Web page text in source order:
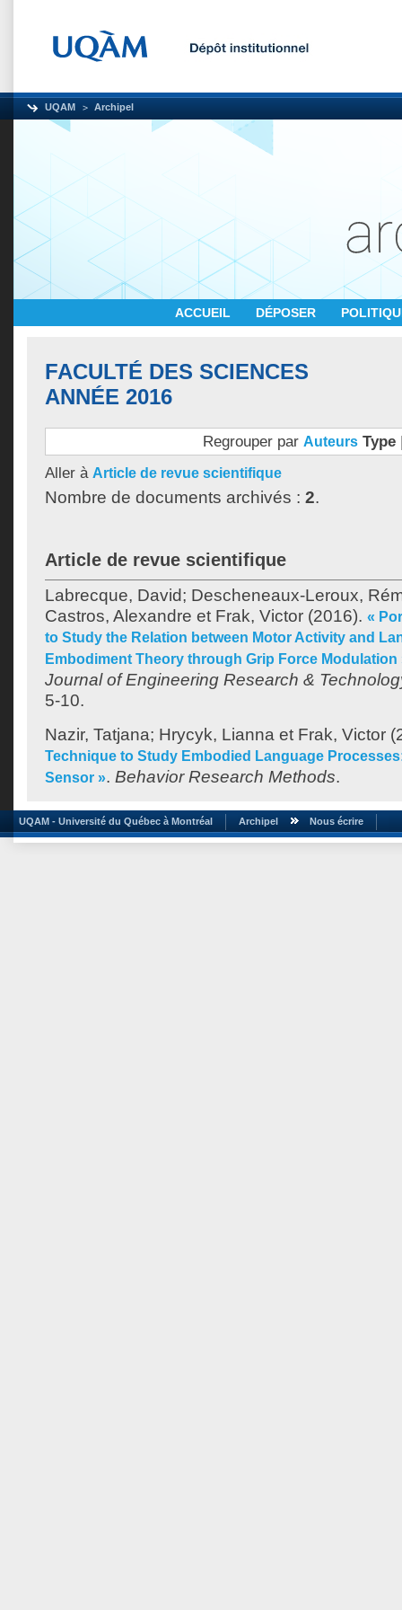
UQAM Archipel
ACCUEIL DÉPOSER
FACULTÉ DES SCIENCES
ANNÉE 2016
Regrouper par Auteurs Type
Aller à Article de revue scientifique
Nombre de documents archivés : 2.
Article de revue scientifique
Labrecque, David; Descheneaux-Leroux,
Castros, Alexandre et Frak, Victor (2016). «
to Study the Relation between Motor Activity and
Embodiment Theory through Grip Force Modulation
Journal of Engineering Research &
5-10.
Nazir, Tatjana; Hrycyk, Lianna et Frak, Victor
Technique to Study Embodied Language
Sensor ». Behavior Research Methods.
UQAM - Université du Québec à Montréal Archipel Nous écrire